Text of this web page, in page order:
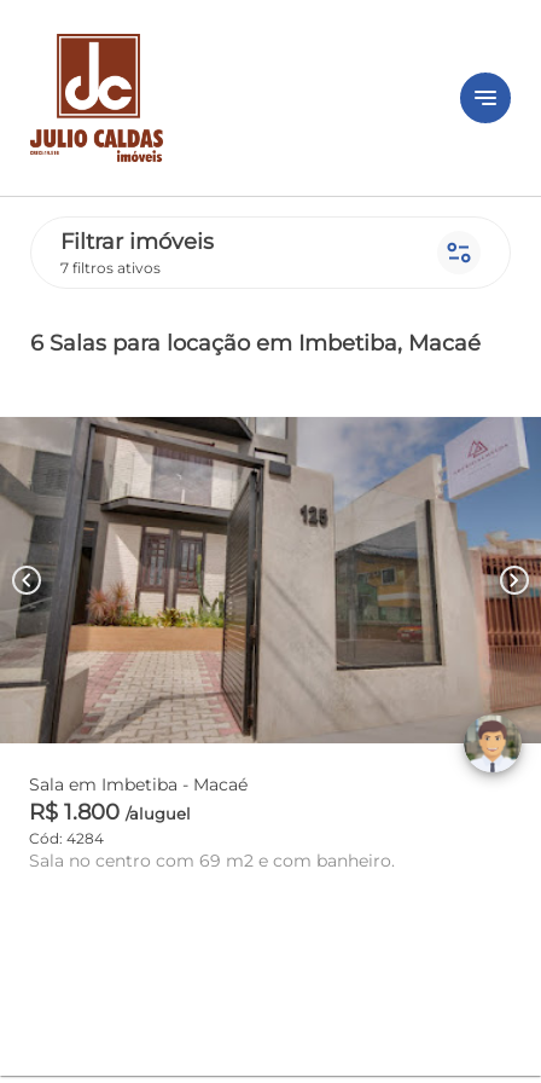
notes
Filtrar imóveis
7 filtros ativos page_info
6 Salas para locaçãoem Imbetiba, Macaé
chevron_left chevron_right
Sala em Imbetiba - Macaé
R$ 1.800 /aluguel
Cód: 4284
Sala no centro com 69 m2 e com banheiro.